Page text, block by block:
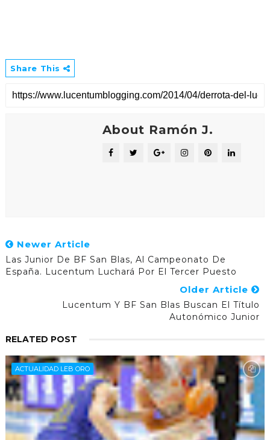
Share This
About Ramón J.
Newer Article
Las Junior De BF San Blas, Al Campeonato De
España. Lucentum Luchará Por El Tercer Puesto
Older Article
Lucentum Y BF San Blas Buscan El Título
Autonómico Junior
RELATED POST
ACTUALIDAD LEB ORO